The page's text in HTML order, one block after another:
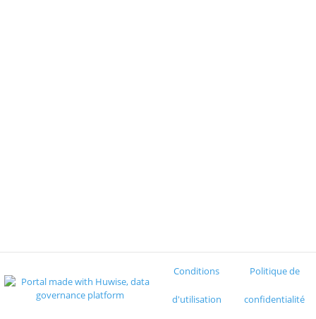
Conditions
d'utilisation
Politique de
confidentialité